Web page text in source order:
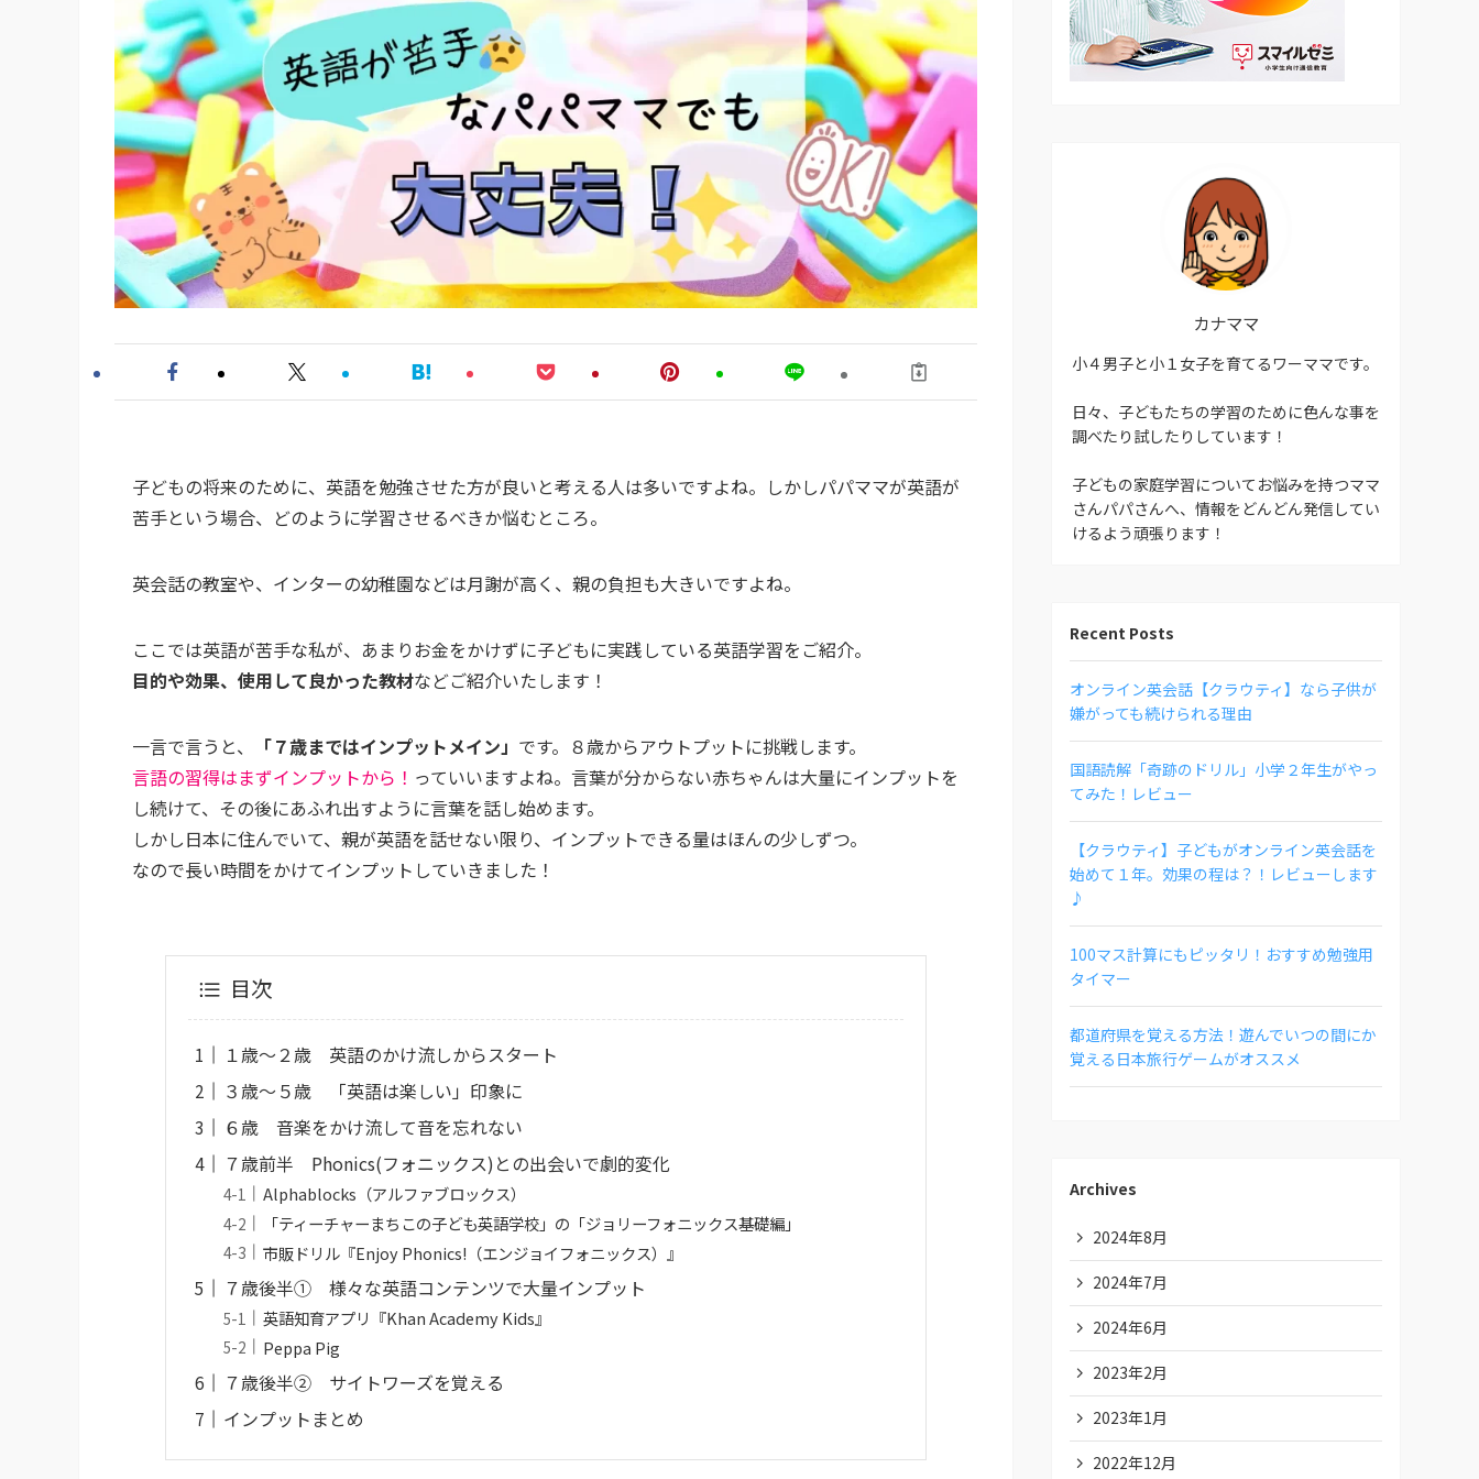
子どもの将来のために、英語を勉強させた方が良いと考える人は多いですよね。しかしパパママが英語が
苦手という場合、どのように学習させるべきか悩むところ。
英会話の教室や、インターの幼稚園などは月謝が高く、親の負担も大きいですよね。
ここでは英語が苦手な私が、あまりお金をかけずに子どもに実践している英語学習をご紹介。
目的や効果、使用して良かった教材などご紹介いたします！
一言で言うと、 「７歳まではインプットメイン」 です。８歳からアウトプットに挑戦します。
言語の習得はまずインプットから！ っていいますよね。言葉が分からない赤ちゃんは大量にインプットを
し続けて、その後にあふれ出すように言葉を話し始めます。
しかし日本に住んでいて、親が英語を話せない限り、インプットできる量はほんの少しずつ。
なので長い時間をかけてインプットしていきました！
目次
１歳～２歳 英語のかけ流しからスタート
３歳～５歳 「英語は楽しい」印象に
６歳 音楽をかけ流して音を忘れない
７歳前半 Phonics(フォニックス)との出会いで劇的変化
Alphablocks（アルファブロックス）
「ティーチャーまちこの子ども英語学校」の「ジョリーフォニックス基礎編」
市販ドリル『Enjoy Phonics!（エンジョイフォニックス）』
７歳後半① 様々な英語コンテンツで大量インプット
英語知育アプリ『Khan Academy Kids』
Peppa Pig
７歳後半② サイトワーズを覚える
インプットまとめ
カナママ
小４男子と小１女子を育てるワーママです。
日々、子どもたちの学習のために色んな事を
調べたり試したりしています！
子どもの家庭学習についてお悩みを持つママ
さんパパさんへ、情報をどんどん発信してい
けるよう頑張ります！
Recent Posts
オンライン英会話【クラウティ】なら子供が
嫌がっても続けられる理由
国語読解「奇跡のドリル」小学２年生がやっ
てみた！レビュー
【クラウティ】子どもがオンライン英会話を
始めて１年。効果の程は？！レビューします
♪
100マス計算にもピッタリ！おすすめ勉強用
タイマー
都道府県を覚える方法！遊んでいつの間にか
覚える日本旅行ゲームがオススメ
Archives
2024年8月
2024年7月
2024年6月
2023年2月
2023年1月
2022年12月